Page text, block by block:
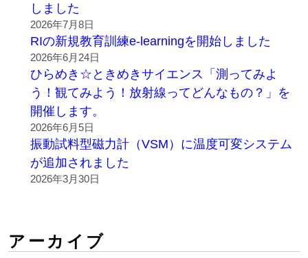
しました
2026年7月8日
RIの新規教育訓練e-learningを開始しました
2026年6月24日
ひらめき☆ときめきサイエンス「測ってみよ
う！観てみよう！放射線ってどんなもの？」を
開催します。
2026年6月5日
振動試料型磁力計（VSM）に温度可変システム
が追加されました
2026年3月30日
アーカイブ